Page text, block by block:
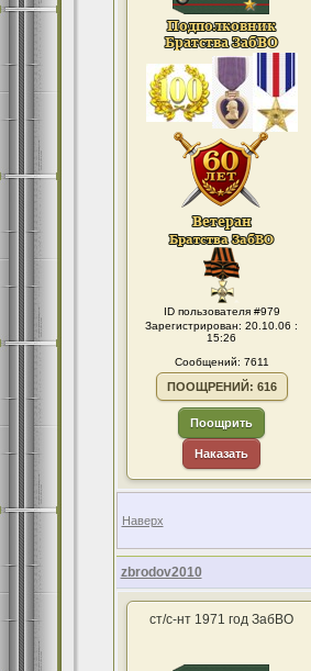
ID пользователя #979
Зарегистрирован: 20.10.06 :
15:26
Сообщений: 7611
ПООЩРЕНИЙ: 616
Поощрить
Наказать
Наверх
zbrodov2010
ст/с-нт 1971 год ЗабВО